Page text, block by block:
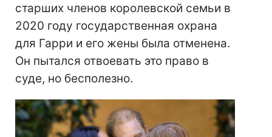
старших членов королевской семьи в
2020 году государственная охрана
для Гарри и его жены была отменена.
Он пытался отвоевать это право в
суде, но бесполезно.